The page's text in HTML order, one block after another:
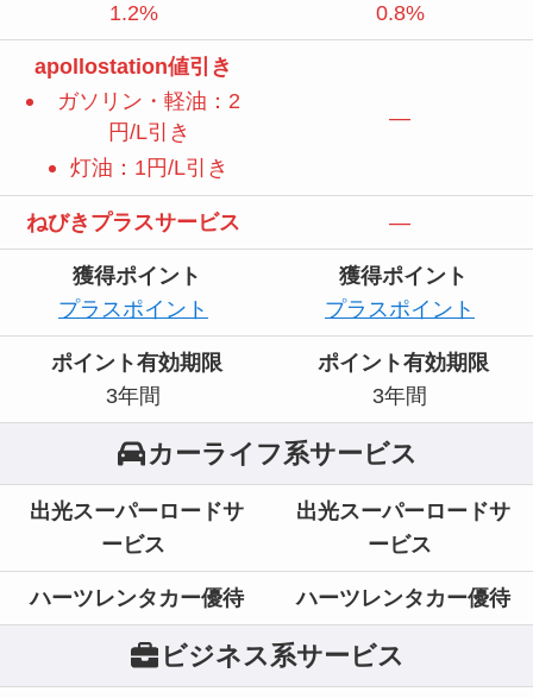
1.2%
0.8%
apollostation値引き
ガソリン・軽油：2
円/L引き
灯油：1円/L引き
—
ねびきプラスサービス —
獲得ポイント
プラスポイント
獲得ポイント
プラスポイント
ポイント有効期限
3年間
ポイント有効期限
3年間
カーライフ系サービス
出光スーパーロードサ
ービス
出光スーパーロードサ
ービス
ハーツレンタカー優待 ハーツレンタカー優待
ビジネス系サービス